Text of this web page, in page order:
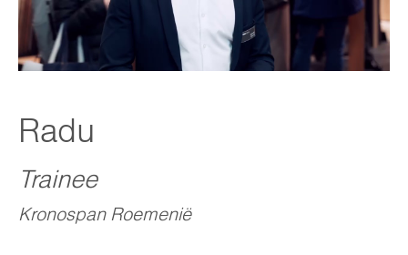
Radu
Trainee
Kronospan Roemenië